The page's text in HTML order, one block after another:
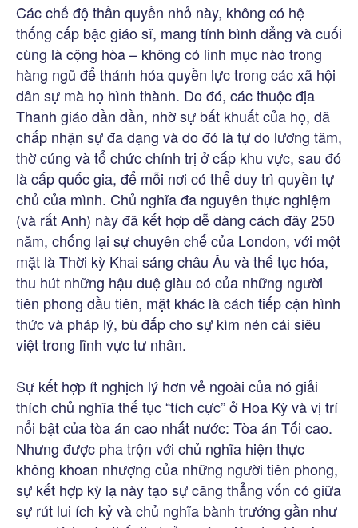
Các chế độ thần quyền nhỏ này, không có hệ
thống cấp bậc giáo sĩ, mang tính bình đẳng và cuối
cùng là cộng hòa – không có linh mục nào trong
hàng ngũ để thánh hóa quyền lực trong các xã hội
dân sự mà họ hình thành. Do đó, các thuộc địa
Thanh giáo dần dần, nhờ sự bất khuất của họ, đã
chấp nhận sự đa dạng và do đó là tự do lương tâm,
thờ cúng và tổ chức chính trị ở cấp khu vực, sau đó
là cấp quốc gia, để mỗi nơi có thể duy trì quyền tự
chủ của mình. Chủ nghĩa đa nguyên thực nghiệm
(và rất Anh) này đã kết hợp dễ dàng cách đây 250
năm, chống lại sự chuyên chế của London, với một
mặt là Thời kỳ Khai sáng châu Âu và thế tục hóa,
thu hút những hậu duệ giàu có của những người
tiên phong đầu tiên, mặt khác là cách tiếp cận hình
thức và pháp lý, bù đắp cho sự kìm nén cái siêu
việt trong lĩnh vực tư nhân.
Sự kết hợp ít nghịch lý hơn vẻ ngoài của nó giải
thích chủ nghĩa thế tục “tích cực” ở Hoa Kỳ và vị trí
nổi bật của tòa án cao nhất nước: Tòa án Tối cao.
Nhưng được pha trộn với chủ nghĩa hiện thực
không khoan nhượng của những người tiên phong,
sự kết hợp kỳ lạ này tạo sự căng thẳng vốn có giữa
sự rút lui ích kỷ và chủ nghĩa bành trướng gần như